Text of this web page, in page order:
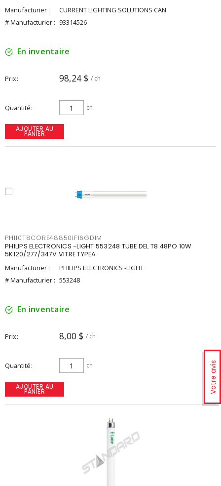
Votre avis
Manufacturier :
CURRENT LIGHTING SOLUTIONS CAN
# Manufacturier : 93314526
En inventaire
Prix 98,24 $ / ch
Quantité ch
AJOUTER AU
PANIER
PHI10T8CORE48850IF16GDIM
PHILIPS ELECTRONICS -LIGHT 553248 TUBE DEL T8 48PO 10W
5K120/277/347V VITRE TYPEA
Manufacturier :
PHILIPS ELECTRONICS -LIGHT
# Manufacturier : 553248
En inventaire
Prix 8,00 $ / ch
Quantité ch
AJOUTER AU
PANIER